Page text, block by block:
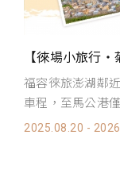
【徠場小旅行・
福容徠旅澎湖鄰
車程，至馬公港
2025.08.20 -